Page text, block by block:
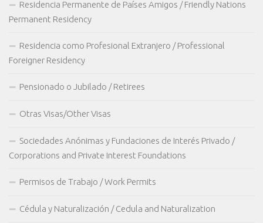
Residencia Permanente de Países Amigos / Friendly Nations
Permanent Residency
Residencia como Profesional Extranjero / Professional
Foreigner Residency
Pensionado o Jubilado / Retirees
Otras Visas/Other Visas
Sociedades Anónimas y Fundaciones de Interés Privado /
Corporations and Private Interest Foundations
Permisos de Trabajo / Work Permits
Cédula y Naturalización / Cedula and Naturalization